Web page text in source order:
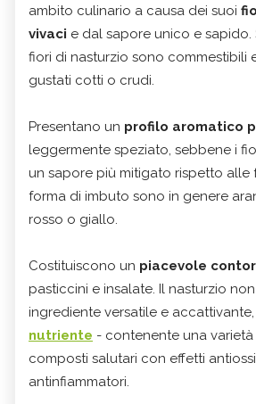
ambito culinario a causa dei suoi
vivaci e dal sapore unico e sapido.
fiori di nasturzio sono commestibili
gustati cotti o crudi.
Presentano un profilo aromatico
leggermente speziato, sebbene i
un sapore più mitigato rispetto alle
forma di imbuto sono in genere
rosso o giallo.
Costituiscono un piacevole
pasticcini e insalate. Il nasturzio
ingrediente versatile e
nutriente - contenente una varietà
composti salutari con effetti
antinfiammatori.